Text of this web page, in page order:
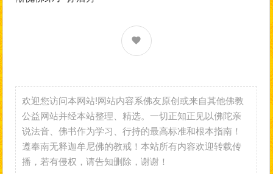
欢迎您访问本网站!网站内容系佛友原创或来自其他佛教
公益网站并经本站整理、精选。一切正知正见以佛陀亲
说法音、佛书作为学习、行持的最高标准和根本指南！
遵奉南无释迦牟尼佛的教戒！本站所有内容欢迎转载传
播，若有侵权，请告知删除，谢谢！